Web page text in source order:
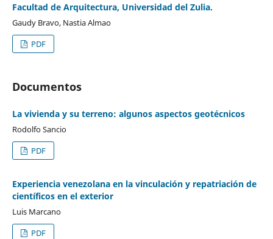
Facultad de Arquitectura, Universidad del Zulia.
Gaudy Bravo, Nastia Almao
PDF
Documentos
La vivienda y su terreno: algunos aspectos geotécnicos
Rodolfo Sancio
PDF
Experiencia venezolana en la vinculación y repatriación de
científicos en el exterior
Luis Marcano
PDF